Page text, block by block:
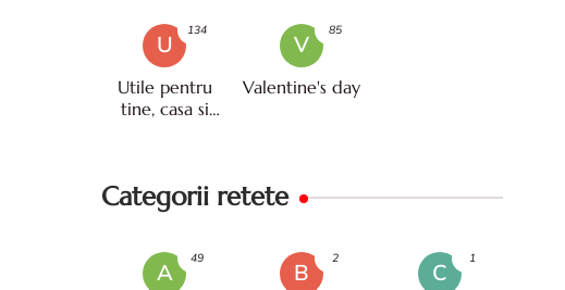
U
Utile pentru
tine, casa si
134
V
Valentine's day
85
Categorii retete
A
49
B
2
C
1